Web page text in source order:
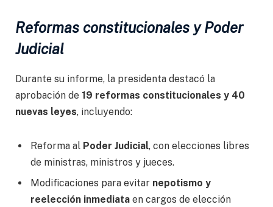
Reformas constitucionales y Poder
Judicial
Durante su informe, la presidenta destacó la
aprobación de 19 reformas constitucionales y 40
nuevas leyes, incluyendo:
Reforma al Poder Judicial, con elecciones libres
de ministras, ministros y jueces.
Modificaciones para evitar nepotismo y
reelección inmediata en cargos de elección